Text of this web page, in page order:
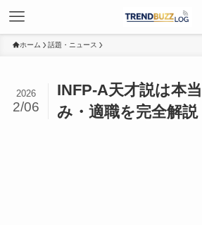
ホーム 話題・ニュース
INFP-A天才説は本
み・適職を完全解説
2026
2/06